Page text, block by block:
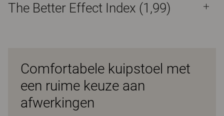
The Better Effect Index (1,99)
Comfortabele kuipstoel met
een ruime keuze aan
afwerkingen